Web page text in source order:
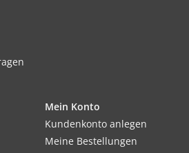
humoser,
Boden. Tiefgründig, nicht zu
vermeiden.
der Aussaat. Lagerung gut möglich
Mein Konto
Kundenkonto anlegen
Meine Bestellungen